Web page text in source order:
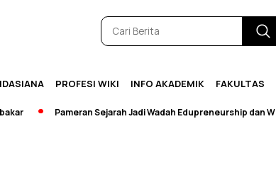
PROFESI WIKI INFO AKADEMIK FAKULTAS
Pameran Sejarah Jadi Wadah Edupreneurship dan Wisata